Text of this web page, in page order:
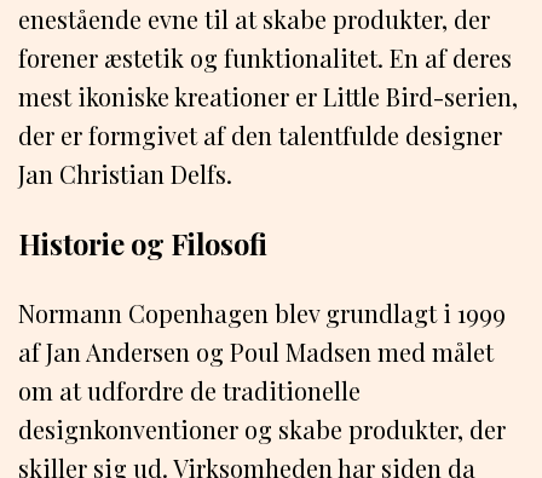
enestående evne til at skabe produkter, der
forener æstetik og funktionalitet. En af deres
mest ikoniske kreationer er Little Bird-serien,
der er formgivet af den talentfulde designer
Jan Christian Delfs.
Historie og Filosofi
Normann Copenhagen blev grundlagt i 1999
af Jan Andersen og Poul Madsen med målet
om at udfordre de traditionelle
designkonventioner og skabe produkter, der
skiller sig ud. Virksomheden har siden da